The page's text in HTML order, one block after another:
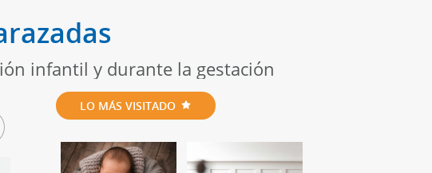
infantil y durante la gestación
LO MÁS VISITADO